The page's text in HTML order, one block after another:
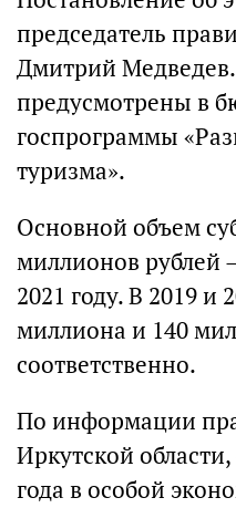
председатель
Дмитрий Медведев.
предусмотрены в
госпрограммы
туризма».
Основной объем
миллионов рублей
2021 году. В 2019 и
миллиона и 140
соответственно.
По информации
Иркутской
года в особой